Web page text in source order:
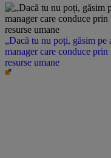
„Dacă tu nu poți, găsim
manager care conduce
resurse umane